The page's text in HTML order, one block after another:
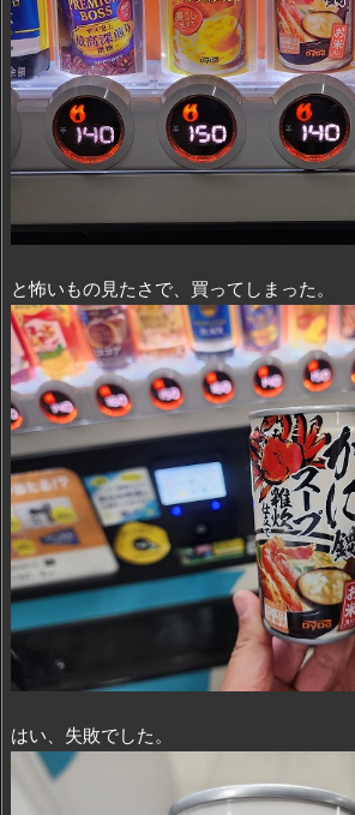
と怖いもの見たさで、買ってしまった。
はい、失敗でした。